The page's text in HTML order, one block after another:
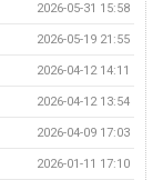
2026-05-31 15:58
2026-05-19 21:55
2026-04-12 14:11
2026-04-12 13:54
2026-04-09 17:03
2026-01-11 17:10